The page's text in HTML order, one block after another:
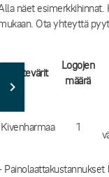
näet esimerkkihinnat.
Ota yhteyttä
Tuotevärit
Logojen
määrä
Kivenharmaa 1
Painolaattakustannukset